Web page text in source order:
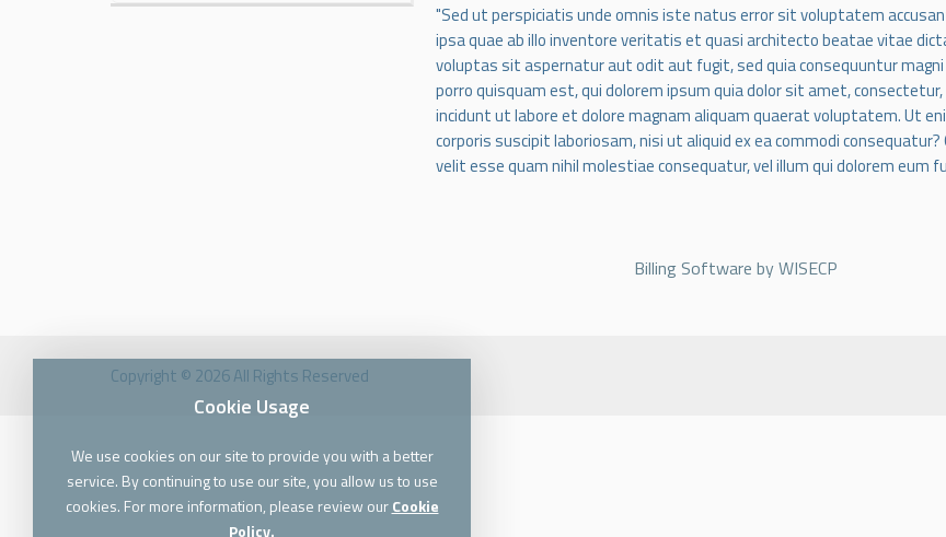
"Sed ut perspiciatis unde omnis iste natus error sit voluptatem
ipsa quae ab illo inventore veritatis et quasi architecto beatae vitae
voluptas sit aspernatur aut odit aut fugit, sed quia consequuntur
porro quisquam est, qui dolorem ipsum quia dolor sit amet,
incidunt ut labore et dolore magnam aliquam quaerat voluptatem. Ut
corporis suscipit laboriosam, nisi ut aliquid ex ea commodi
velit esse quam nihil molestiae consequatur, vel illum qui dolorem eum
Billing Software by WISECP
Copyright © 2026 All Rights Reserved
Cookie Usage
We use cookies on our site to provide you with a better
service. By continuing to use our site, you allow us to use
cookies. For more information, please review ourCookie
Policy.